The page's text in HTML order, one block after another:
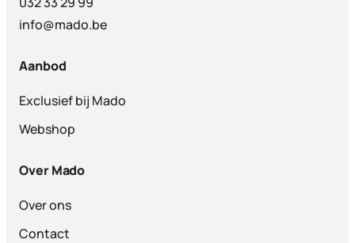
info@mado.be
Aanbod
Exclusief bij Mado
Webshop
Over Mado
Over ons
Contact